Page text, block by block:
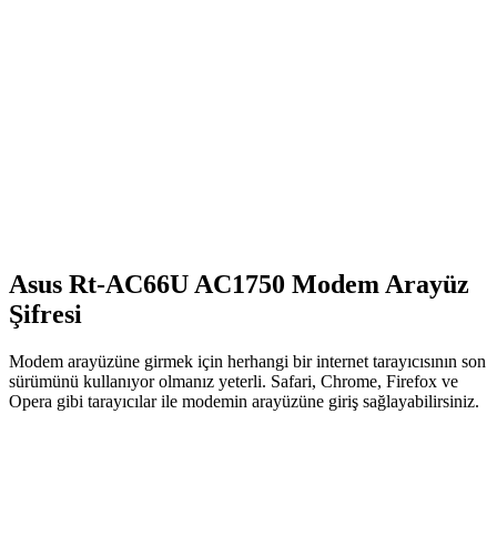
Asus Rt-AC66U AC1750 Modem Arayüz
Şifresi
Modem arayüzüne girmek için herhangi bir internet tarayıcısının son
sürümünü kullanıyor olmanız yeterli. Safari, Chrome, Firefox ve
Opera gibi tarayıcılar ile modemin arayüzüne giriş sağlayabilirsiniz.